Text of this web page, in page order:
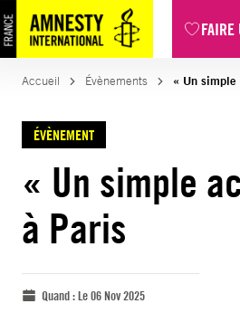
FAIRE
Accueil Évènements « Un
ÉVÈNEMENT
« Un simple
à Paris
Quand :Le 06 Nov 2025